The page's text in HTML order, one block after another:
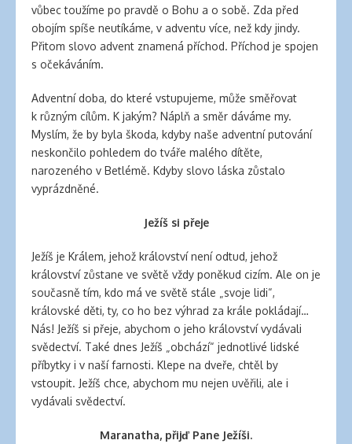
vůbec toužíme po pravdě o Bohu a o sobě. Zda před
obojím spíše neutíkáme, v adventu více, než kdy jindy.
Přitom slovo advent znamená příchod. Příchod je spojen
s očekáváním.
Adventní doba, do které vstupujeme, může směřovat
k různým cílům. K jakým? Náplň a směr dáváme my.
Myslím, že by byla škoda, kdyby naše adventní putování
neskončilo pohledem do tváře malého dítěte,
narozeného v Betlémě. Kdyby slovo láska zůstalo
vyprázdněné.
Ježíš si přeje
Ježíš je Králem, jehož království není odtud, jehož
království zůstane ve světě vždy poněkud cizím. Ale on je
současně tím, kdo má ve světě stále „svoje lidi“,
královské děti, ty, co ho bez výhrad za krále pokládají…
Nás! Ježíš si přeje, abychom o jeho království vydávali
svědectví. Také dnes Ježíš „obchází“ jednotlivé lidské
příbytky i v naší farnosti. Klepe na dveře, chtěl by
vstoupit. Ježíš chce, abychom mu nejen uvěřili, ale i
vydávali svědectví.
Maranatha, přijď Pane Ježíši.